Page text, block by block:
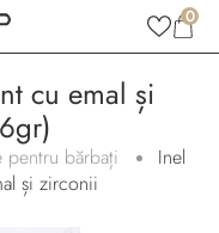
0
cu emal și
pentru bărbați
Inel
și zirconii